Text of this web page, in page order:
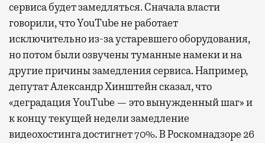
сервиса будет замедляться. Сначала власти
говорили, что YouTube не работает
исключительно из-за устаревшего оборудования,
но потом были озвучены туманные намеки и на
другие причины замедления сервиса. Например,
депутат Александр Хинштейн сказал, что
«деградация YouTube — это вынужденный шаг» и
к концу текущей недели замедление
видеохостинга достигнет 70%. В Роскомнадзоре 26